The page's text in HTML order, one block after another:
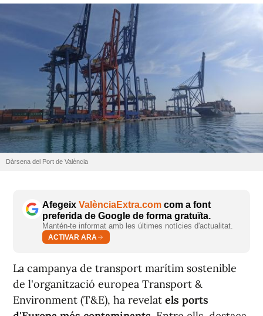
Dàrsena del Port de València
Afegeix ValènciaExtra.com com a font
preferida de Google de forma gratuïta.
Mantén-te informat amb les últimes notícies d'actualitat.
ACTIVAR ARA
La campanya de transport marítim sostenible
de l'organització europea Transport &
Environment (T&E), ha revelat els ports